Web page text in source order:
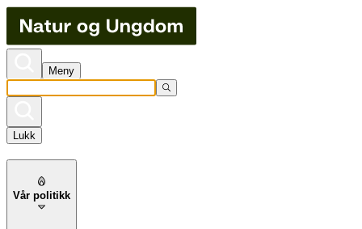
Meny
Lukk
Vår politikk